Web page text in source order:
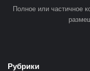
Полное или частичное
Рубрики